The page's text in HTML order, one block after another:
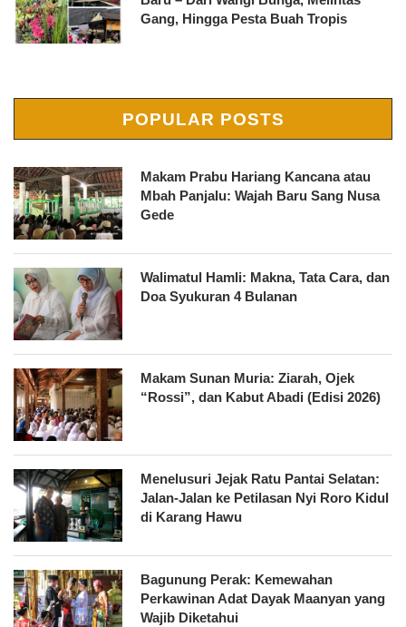
Gang, Hingga Pesta Buah Tropis
POPULAR POSTS
Makam Prabu Hariang Kancana atau
Mbah Panjalu: Wajah Baru Sang Nusa
Gede
Walimatul Hamli: Makna, Tata Cara, dan
Doa Syukuran 4 Bulanan
Makam Sunan Muria: Ziarah, Ojek
“Rossi”, dan Kabut Abadi (Edisi 2026)
Menelusuri Jejak Ratu Pantai Selatan:
Jalan-Jalan ke Petilasan Nyi Roro Kidul
di Karang Hawu
Bagunung Perak: Kemewahan
Perkawinan Adat Dayak Maanyan yang
Wajib Diketahui